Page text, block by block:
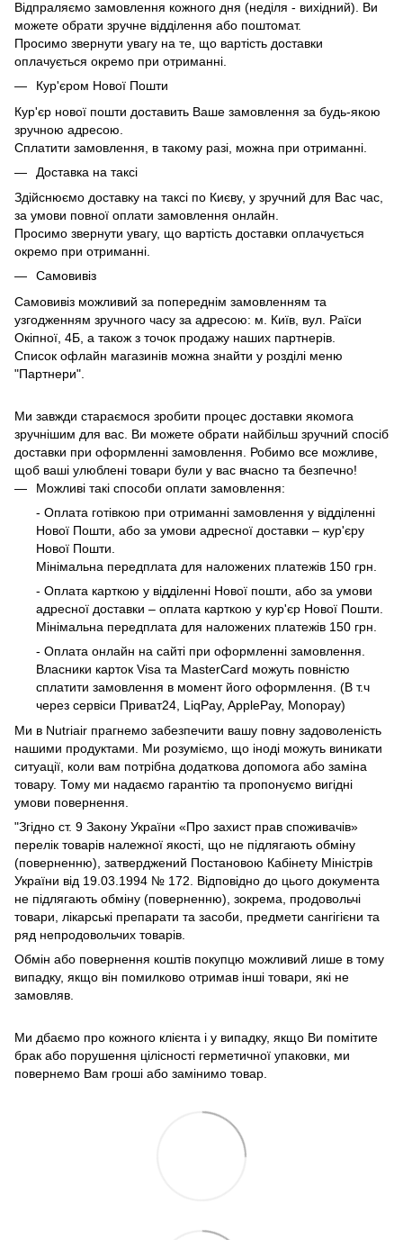
Відпраляємо замовлення кожного дня (неділя - вихідний). Ви
можете обрати зручне відділення або поштомат.
Просимо звернути увагу на те, що вартість доставки
оплачується окремо при отриманні.
Кур'єром Нової Пошти
Кур'єр нової пошти доставить Ваше замовлення за будь-якою
зручною адресою.
Сплатити замовлення, в такому разі, можна при отриманні.
Доставка на таксі
Здійснюємо доставку на таксі по Києву, у зручний для Вас час,
за умови повної оплати замовлення онлайн.
Просимо звернути увагу, що вартість доставки оплачується
окремо при отриманні.
Самовивіз
Самовивіз можливий за попереднім замовленням та
узгодженням зручного часу за адресою: м. Київ, вул. Раїси
Окіпної, 4Б, а також з точок продажу наших партнерів.
Список офлайн магазинів можна знайти у розділі меню
"Партнери".
Ми завжди стараємося зробити процес доставки якомога
зручнішим для вас. Ви можете обрати найбільш зручний спосіб
доставки при оформленні замовлення. Робимо все можливе,
щоб ваші улюблені товари були у вас вчасно та безпечно!
Можливі такі способи оплати замовлення:
- Оплата готівкою при отриманні замовлення у відділенні
Нової Пошти, або за умови адресної доставки – кур'єру
Нової Пошти.
Мінімальна передплата для наложених платежів 150 грн.
- Оплата карткою у відділенні Нової пошти, або за умови
адресної доставки – оплата карткою у кур'єр Нової Пошти.
Мінімальна передплата для наложених платежів 150 грн.
- Оплата онлайн на сайті при оформленні замовлення.
Власники карток Visa та MasterCard можуть повністю
сплатити замовлення в момент його оформлення. (В т.ч
через сервіси Приват24, LiqPay, ApplePay, Monopay)
Ми в Nutriair прагнемо забезпечити вашу повну задоволеність
нашими продуктами. Ми розуміємо, що іноді можуть виникати
ситуації, коли вам потрібна додаткова допомога або заміна
товару. Тому ми надаємо гарантію та пропонуємо вигідні
умови повернення.
"Згідно ст. 9 Закону України «Про захист прав споживачів»
перелік товарів належної якості, що не підлягають обміну
(поверненню), затверджений Постановою Кабінету Міністрів
України від 19.03.1994 № 172. Відповідно до цього документа
не підлягають обміну (поверненню), зокрема, продовольчі
товари, лікарські препарати та засоби, предмети сангігієни та
ряд непродовольчих товарів.
Обмін або повернення коштів покупцю можливий лише в тому
випадку, якщо він помилково отримав інші товари, які не
замовляв.
Ми дбаємо про кожного клієнта і у випадку, якщо Ви помітите
брак або порушення цілісності герметичної упаковки, ми
повернемо Вам гроші або замінимо товар.